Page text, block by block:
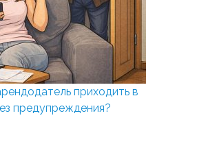
приходить в
предупреждения?